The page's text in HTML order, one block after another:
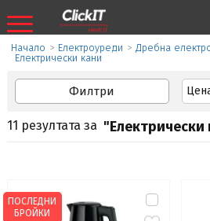
Начало > Eлектроуреди > Дребна
Електрически кани
Филтри
11 резултата за "Електрически
ПОСЛЕДНИ
БРОЙКИ